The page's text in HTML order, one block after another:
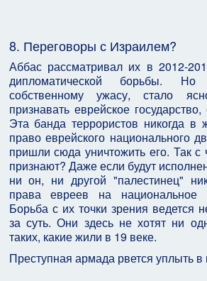
8. Переговоры с Израилем?
Аббас рассматривал их в 2012-
дипломатической борьбы.
собственному ужасу, стало
признавать еврейское
Эта банда террористов никогда в
право еврейского национального
пришли сюда уничтожить его. Так с
признают? Даже если будут
ни он, ни другой "палестинец"
права евреев на национальное
Борьба с их точки зрения ведется
за суть. Они здесь не хотят ни
таких, какие жили в 19 веке.
Преступная армада рвется уплыть